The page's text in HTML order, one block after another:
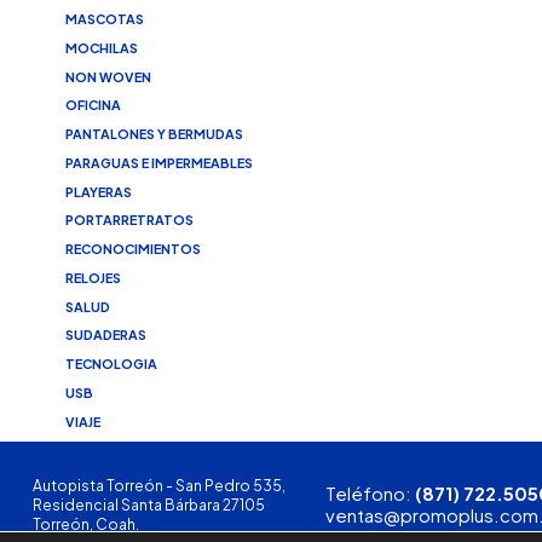
MASCOTAS
MOCHILAS
NON WOVEN
OFICINA
PANTALONES Y BERMUDAS
PARAGUAS E IMPERMEABLES
PLAYERAS
PORTARRETRATOS
RECONOCIMIENTOS
RELOJES
SALUD
SUDADERAS
TECNOLOGIA
USB
VIAJE
Autopista Torreón - San Pedro 535,
Residencial Santa Bárbara 27105
Torreón, Coah.
Teléfono: (871)